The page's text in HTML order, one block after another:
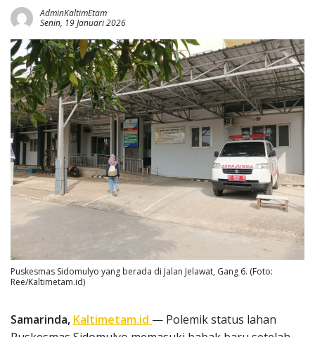
AdminKaltimEtam
Senin, 19 Januari 2026
Puskesmas Sidomulyo yang berada di Jalan Jelawat, Gang 6. (Foto:
Ree/Kaltimetam.id)
Samarinda, Kaltimetam.id — Polemik status lahan